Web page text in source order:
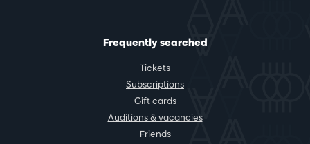
Frequently searched
Tickets
Subscriptions
Gift cards
Auditions & vacancies
Friends